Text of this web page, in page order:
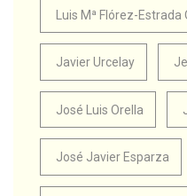
Luis Mª Flórez-
Javier Urcelay
José Luis Orella
José Javier Esparza